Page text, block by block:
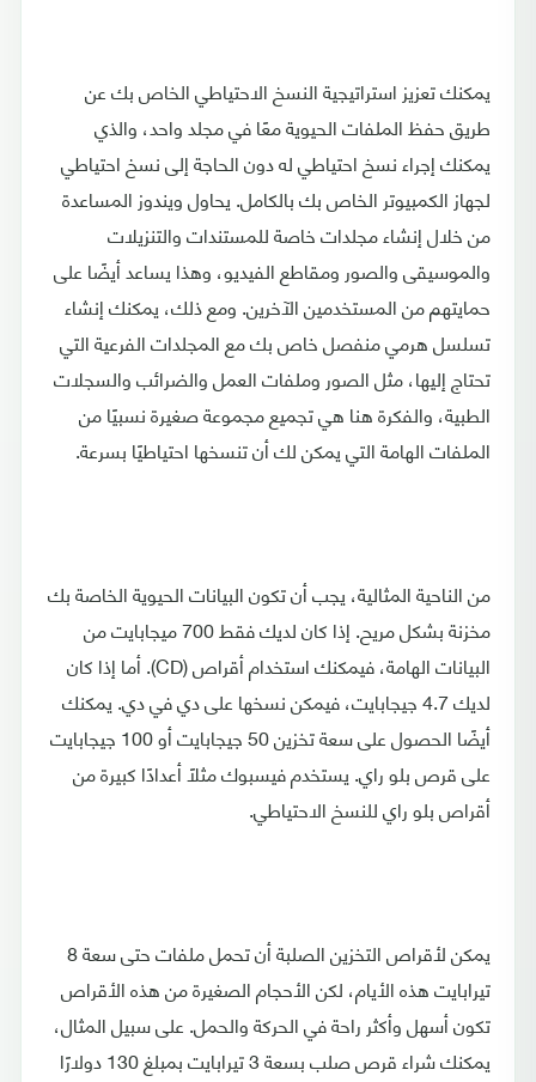
يمكنك تعزيز استراتيجية النسخ الاحتياطي الخاص بك عن
طريق حفظ الملفات الحيوية معًا في مجلد واحد، والذي
يمكنك إجراء نسخ احتياطي له دون الحاجة إلى نسخ احتياطي
لجهاز الكمبيوتر الخاص بك بالكامل. يحاول ويندوز المساعدة
من خلال إنشاء مجلدات خاصة للمستندات والتنزيلات
والموسيقى والصور ومقاطع الفيديو، وهذا يساعد أيضًا على
حمايتهم من المستخدمين الآخرين. ومع ذلك، يمكنك إنشاء
تسلسل هرمي منفصل خاص بك مع المجلدات الفرعية التي
تحتاج إليها، مثل الصور وملفات العمل والضرائب والسجلات
الطبية، والفكرة هنا هي تجميع مجموعة صغيرة نسبيًا من
الملفات الهامة التي يمكن لك أن تنسخها احتياطيًا بسرعة.
من الناحية المثالية، يجب أن تكون البيانات الحيوية الخاصة بك
مخزنة بشكل مريح. إذا كان لديك فقط 700 ميجابايت من
البيانات الهامة، فيمكنك استخدام أقراص (CD). أما إذا كان
لديك 4.7 جيجابايت، فيمكن نسخها على دي في دي. يمكنك
أيضًا الحصول على سعة تخزين 50 جيجابايت أو 100 جيجابايت
على قرص بلو راي. يستخدم فيسبوك مثلًا أعدادًا كبيرة من
أقراص بلو راي للنسخ الاحتياطي.
يمكن لأقراص التخزين الصلبة أن تحمل ملفات حتى سعة 8
تيرابايت هذه الأيام، لكن الأحجام الصغيرة من هذه الأقراص
تكون أسهل وأكثر راحة في الحركة والحمل. على سبيل المثال،
يمكنك شراء قرص صلب بسعة 3 تيرابايت بمبلغ 130 دولارًا